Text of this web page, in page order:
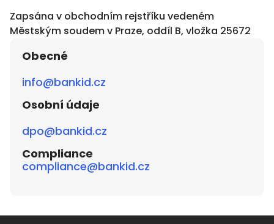
Zapsána v obchodním rejstříku vedeném
Městským soudem v Praze, oddíl B, vložka 25672
Obecné
info@bankid.cz
Osobní údaje
dpo@bankid.cz
Compliance
compliance@bankid.cz